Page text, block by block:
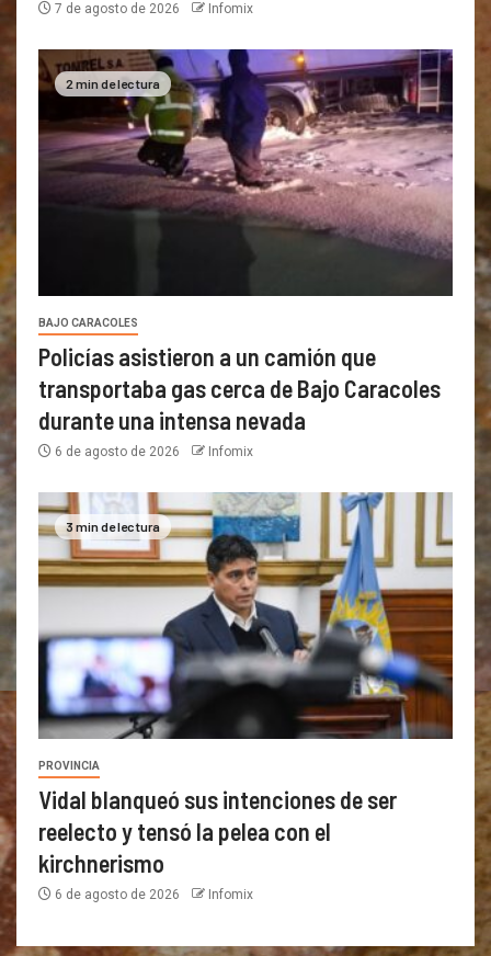
7 de agosto de 2026 Infomix
2 min de lectura
BAJO CARACOLES
Policías asistieron a un camión que
transportaba gas cerca de Bajo Caracoles
durante una intensa nevada
6 de agosto de 2026 Infomix
3 min de lectura
PROVINCIA
Vidal blanqueó sus intenciones de ser
reelecto y tensó la pelea con el
kirchnerismo
6 de agosto de 2026 Infomix